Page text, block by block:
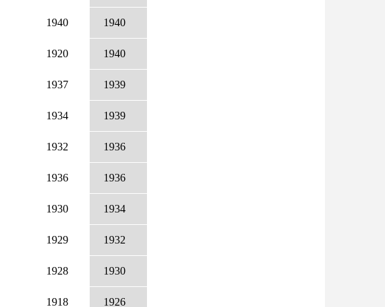
1940 1940
1920 1940
1937 1939
1934 1939
1932 1936
1936 1936
1930 1934
1929 1932
1928 1930
1918 1926